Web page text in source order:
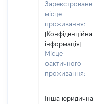
Зареєстроване
місце
проживання:
[Конфіденційна
інформація]
Місце
фактичного
проживання:
Інша юридична